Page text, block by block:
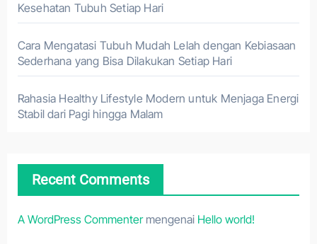
Kesehatan Tubuh Setiap Hari
Cara Mengatasi Tubuh Mudah Lelah dengan Kebiasaan
Sederhana yang Bisa Dilakukan Setiap Hari
Rahasia Healthy Lifestyle Modern untuk Menjaga Energi
Stabil dari Pagi hingga Malam
Recent Comments
A WordPress Commentermengenai Hello world!